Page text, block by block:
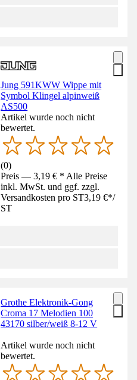
Jung 591KWW Wippe mit
Symbol Klingel alpinweiß
AS500
Artikel wurde noch nicht
bewertet.
(0)
Preis — 3,19 € * Alle Preise
inkl. MwSt. und ggf. zzgl.
Versandkosten pro ST3,19 €*/
ST
Grothe Elektronik-Gong
Croma 17 Melodien 100
43170 silber/weiß 8-12 V
Artikel wurde noch nicht
bewertet.